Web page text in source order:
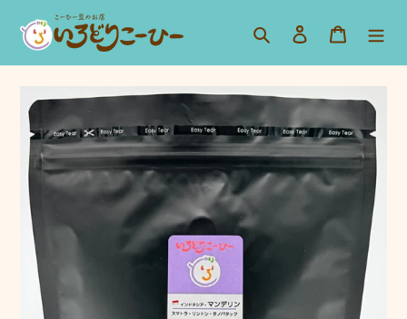
検索 ログインカート